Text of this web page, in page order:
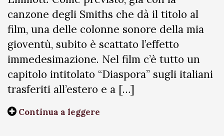
canzone degli Smiths che dà il titolo al
film, una delle colonne sonore della mia
gioventù, subito è scattato l’effetto
immedesimazione. Nel film c’è tutto un
capitolo intitolato “Diaspora” sugli italiani
trasferiti all’estero e a […]
Continua a leggere